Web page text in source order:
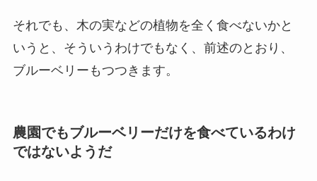
それでも、木の実などの植物を全く食べないかと
いうと、そういうわけでもなく、前述のとおり、
ブルーベリーもつつきます。
農園でもブルーベリーだけを食べているわけ
ではないようだ